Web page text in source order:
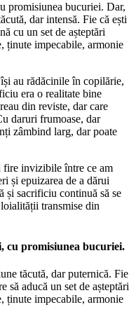
promisiunea bucuriei. Dar,
dar intensă. Fie că ești
cu un set de așteptări
ținute impecabile, armonie
au rădăcinile în copilărie,
era o realitate bine
din reviste, dar care
daruri frumoase, dar
zâmbind larg, dar poate
fire invizibile între ce am
și epuizarea de a dărui
și sacrificiu continuă să se
transmise din
cu promisiunea bucuriei.
tăcută, dar puternică. Fie
să aducă un set de așteptări
ținute impecabile, armonie